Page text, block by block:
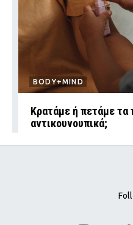
BODY+MIND
Κρατάμε ή πετάμε τα
αντικουνουπικά;